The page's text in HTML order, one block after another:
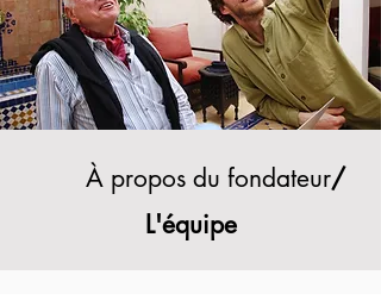
À propos du fondateur/
L'équipe